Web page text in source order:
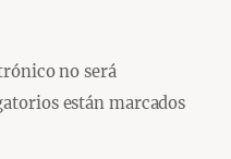
no será
están marcados